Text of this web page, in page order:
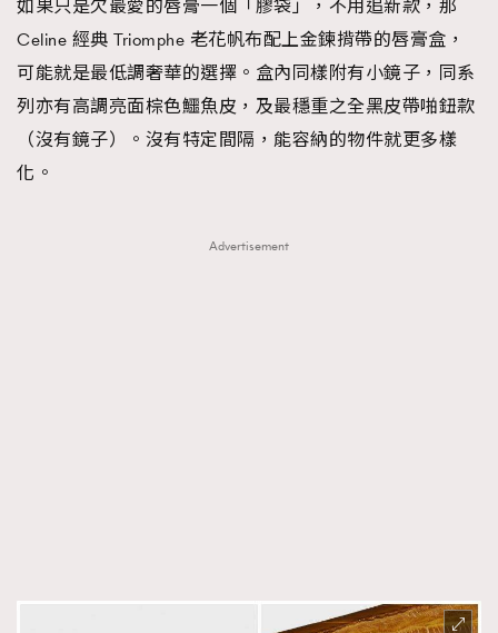
AFrenchMind
DressLikeAParisienne
EmpowerF
FashionWeek FigaroAesthetic
如果只是欠最愛的唇膏一個「膠袋」，不用追新款，那
Celine 經典 Triomphe 老花帆布配上金鍊揹帶的唇膏盒，
可能就是最低調奢華的選擇。盒內同樣附有小鏡子，同系
列亦有高調亮面棕色鱷魚皮，及最穩重之全黑皮帶啪鈕款
（沒有鏡子）。沒有特定間隔，能容納的物件就更多樣
化。
Advertisement